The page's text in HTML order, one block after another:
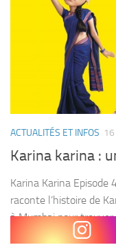
ACTUALITÉS ET INFOS
Karina karina :
Karina Karina Episode
raconte l’histoire de
à Mumbai pour
Chamatkar Soaps qui...